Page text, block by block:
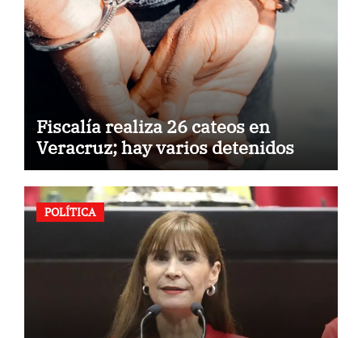
Fiscalía realiza 26 cateos en
Veracruz; hay varios detenidos
POLÍTICA